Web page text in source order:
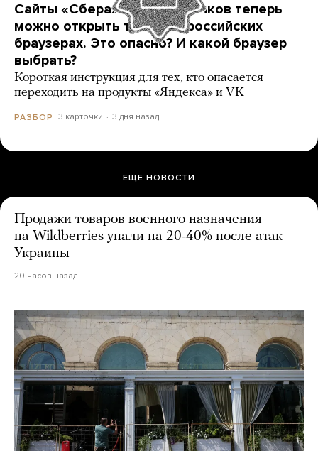
Сайты «Сбера» и других банков теперь
можно открыть только в российских
браузерах. Это опасно? И какой браузер
выбрать?
Короткая инструкция для тех, кто опасается
переходить на продукты «Яндекса» и VK
РАЗБОР 3 карточки 3 дня назад
ЕЩЕ НОВОСТИ
Продажи товаров военного назначения
на Wildberries упали на 20-40% после атак
Украины
20 часов назад